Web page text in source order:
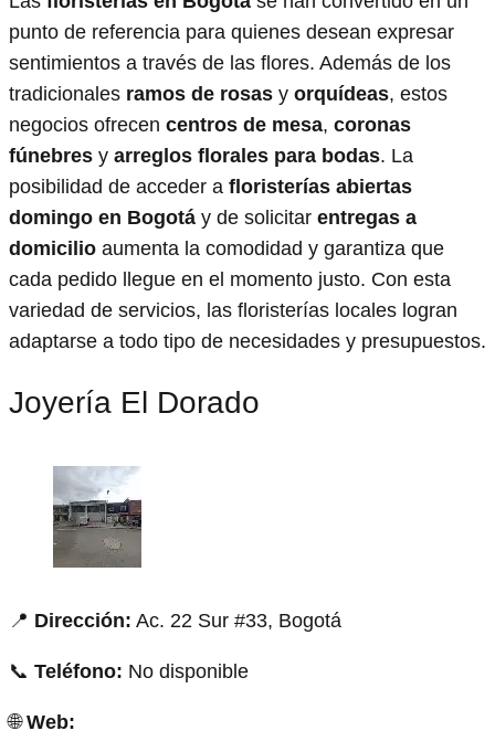
punto de referencia para quienes desean expresar
sentimientos a través de las flores. Además de los
tradicionales ramos de rosas y orquídeas, estos
negocios ofrecen centros de mesa, coronas
fúnebres y arreglos florales para bodas. La
posibilidad de acceder a floristerías abiertas
domingo en Bogotá y de solicitar entregas a
domicilio aumenta la comodidad y garantiza que
cada pedido llegue en el momento justo. Con esta
variedad de servicios, las floristerías locales logran
adaptarse a todo tipo de necesidades y presupuestos.
Joyería El Dorado
📍 Dirección: Ac. 22 Sur #33, Bogotá
📞 Teléfono: No disponible
🌐Web: